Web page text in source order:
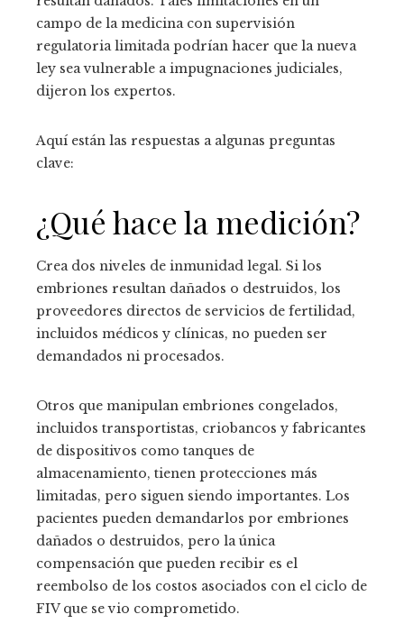
campo de la medicina con supervisión
regulatoria limitada podrían hacer que la nueva
ley sea vulnerable a impugnaciones judiciales,
dijeron los expertos.
Aquí están las respuestas a algunas preguntas
clave:
¿Qué hace la medición?
Crea dos niveles de inmunidad legal. Si los
embriones resultan dañados o destruidos, los
proveedores directos de servicios de fertilidad,
incluidos médicos y clínicas, no pueden ser
demandados ni procesados.
Otros que manipulan embriones congelados,
incluidos transportistas, criobancos y fabricantes
de dispositivos como tanques de
almacenamiento, tienen protecciones más
limitadas, pero siguen siendo importantes. Los
pacientes pueden demandarlos por embriones
dañados o destruidos, pero la única
compensación que pueden recibir es el
reembolso de los costos asociados con el ciclo de
FIV que se vio comprometido.